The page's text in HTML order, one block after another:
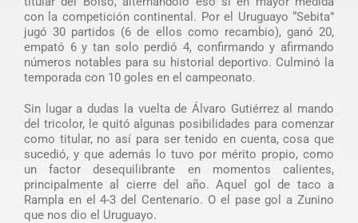
con la competición continental. Por el Uruguayo “Sebita”
jugó 30 partidos (6 de ellos como recambio), ganó 20,
empató 6 y tan solo perdió 4, confirmando y afirmando
números notables para su historial deportivo. Culminó la
temporada con 10 goles en el campeonato.
Sin lugar a dudas la vuelta de Álvaro Gutiérrez al mando
del tricolor, le quitó algunas posibilidades para comenzar
como titular, no así para ser tenido en cuenta, cosa que
sucedió, y que además lo tuvo por mérito propio, como
un factor desequilibrante en momentos calientes,
principalmente al cierre del año. Aquel gol de taco a
Rampla en el 4-3 del Centenario. O el pase gol a Zunino
que nos dio el Uruguayo.